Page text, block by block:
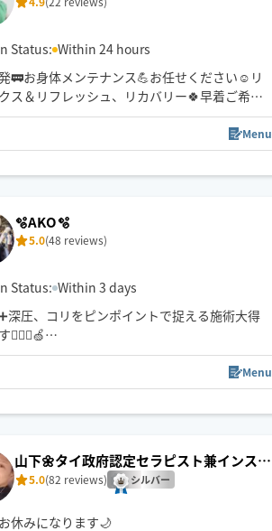
ちゃんご在宅オッケーです！
Status: Within 24 hours
🚃お身体メンテナンス💪お任せください☺️リ
ス＆リフレッシュ、リカバリー🍀早着ご希望
ください
首、腰のお疲れ、脚の浮腫やだるさ、眠りが
寝てもスッキリできない慢性的な疲労感な
得意です！
20年以上のベテランセラピストによる丁寧な
セリング付き🎀お気軽にご相談ください☺️
Menu
🫧AKO🫧
5.0(48 reviews)
Status: Within 3 days
深圧、コリをピンポイントで捉える施術大得
💆🏻‍♀️🍏
すがパワー全開なのと手が温かくお客様にお
いただくことが多いので是非一度受けてみてほ
す🌱
規様は90分以上でのご予約でお願いいたしま
Menu
山下🌼タイ政府認定セラピスト兼インスト
ラクター🇹🇭
5.0(82 reviews) シルバー
休みになります🌙